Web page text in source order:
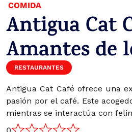
COMIDA
Antigua Cat
Amantes de
RESTAURANTES
Antigua Cat Café ofrece una
pasión por el café. Este
mientras se interactúa con